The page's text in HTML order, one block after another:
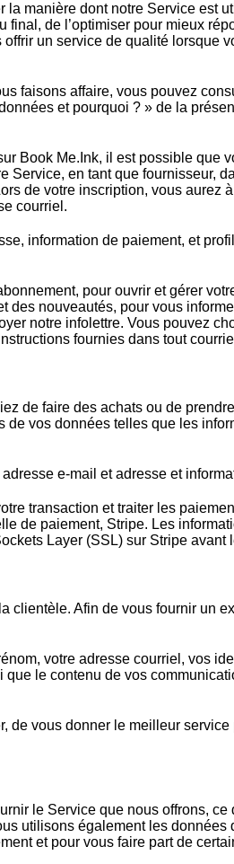
la manière dont notre Service est
de l’optimiser pour mieux
un service de qualité lorsque
faisons affaire, vous pouvez
et pourquoi ? » de la
Book Me.Ink, il est possible que
Service, en tant que fournisseur,
de votre inscription, vous aurez
courriel.
information de paiement, et
pour ouvrir et gérer
nouveautés, pour vous
notre infolettre. Vous pouvez
fournies dans tout
de faire des achats ou de
vos données telles que les
e-mail et adresse et
transaction et traiter les
de paiement, Stripe. Les
Layer (SSL) sur Stripe avant
clientèle. Afin de vous fournir un
votre adresse courriel, vos
le contenu de vos
vous donner le meilleur service
le Service que nous offrons, ce
utilisons également les données
et pour vous faire part de